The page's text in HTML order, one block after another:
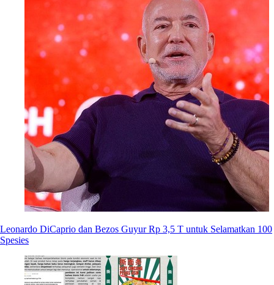
Leonardo DiCaprio dan Bezos Guyur Rp 3,5 T untuk Selamatkan 100
Spesies